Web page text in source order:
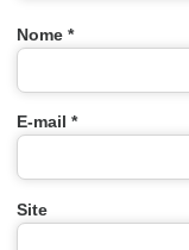
Nome *
E-mail *
Site